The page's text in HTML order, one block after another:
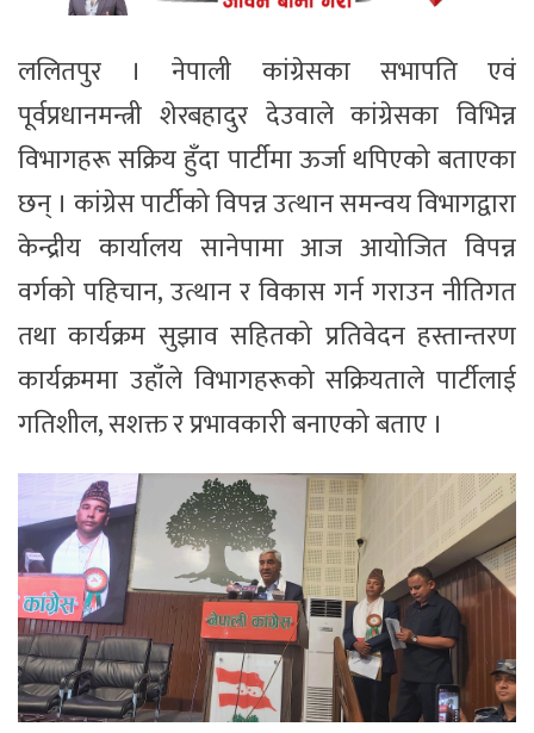
ललितपुर । नेपाली कांग्रेसका सभापति एवं
पूर्वप्रधानमन्त्री शेरबहादुर देउवाले कांग्रेसका विभिन्न
विभागहरू सक्रिय हुँदा पार्टीमा ऊर्जा थपिएको बताएका
छन् । कांग्रेस पार्टीको विपन्न उत्थान समन्वय विभागद्वारा
केन्द्रीय कार्यालय सानेपामा आज आयोजित विपन्न
वर्गको पहिचान, उत्थान र विकास गर्न गराउन नीतिगत
तथा कार्यक्रम सुझाव सहितको प्रतिवेदन हस्तान्तरण
कार्यक्रममा उहाँले विभागहरूको सक्रियताले पार्टीलाई
गतिशील, सशक्त र प्रभावकारी बनाएको बताए ।